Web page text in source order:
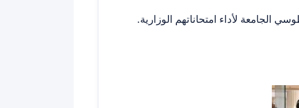
الجامعة لأداء امتحاناتهم الوزارية.